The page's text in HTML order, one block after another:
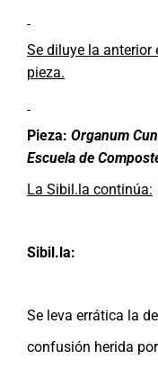
Se diluye la anterior
pieza.
Pieza: Organum
Escuela de
La Sibil.la continúa:
Sibil.la:
Se leva errática la
confusión herida